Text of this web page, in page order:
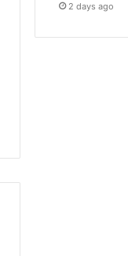
2 days ago